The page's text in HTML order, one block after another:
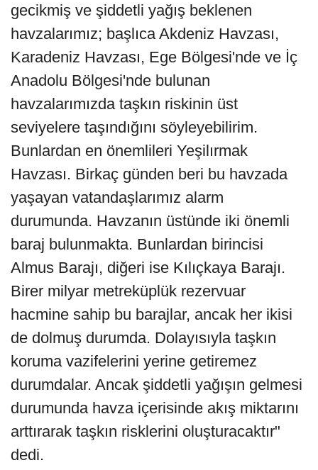
gecikmiş ve şiddetli yağış beklenen
havzalarımız; başlıca Akdeniz Havzası,
Karadeniz Havzası, Ege Bölgesi'nde ve İç
Anadolu Bölgesi'nde bulunan
havzalarımızda taşkın riskinin üst
seviyelere taşındığını söyleyebilirim.
Bunlardan en önemlileri Yeşilırmak
Havzası. Birkaç günden beri bu havzada
yaşayan vatandaşlarımız alarm
durumunda. Havzanın üstünde iki önemli
baraj bulunmakta. Bunlardan birincisi
Almus Barajı, diğeri ise Kılıçkaya Barajı.
Birer milyar metreküplük rezervuar
hacmine sahip bu barajlar, ancak her ikisi
de dolmuş durumda. Dolayısıyla taşkın
koruma vazifelerini yerine getiremez
durumdalar. Ancak şiddetli yağışın gelmesi
durumunda havza içerisinde akış miktarını
arttırarak taşkın risklerini oluşturacaktır"
dedi.